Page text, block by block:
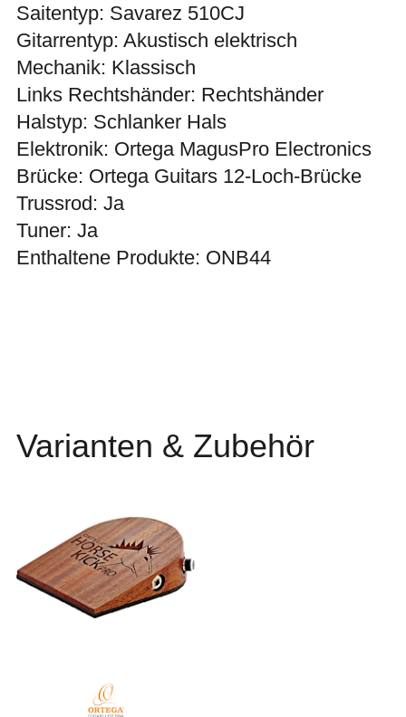
Saitentyp: Savarez 510CJ
Gitarrentyp: Akustisch elektrisch
Mechanik: Klassisch
Links Rechtshänder: Rechtshänder
Halstyp: Schlanker Hals
Elektronik: Ortega MagusPro Electronics
Brücke: Ortega Guitars 12-Loch-Brücke
Trussrod: Ja
Tuner: Ja
Enthaltene Produkte: ONB44
Varianten & Zubehör